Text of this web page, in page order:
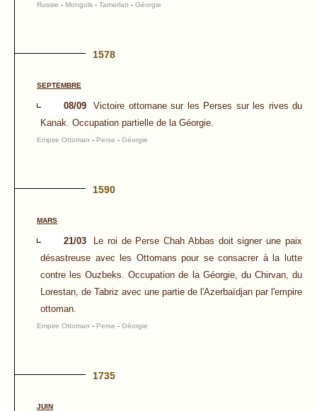
Russie - Mongols - Tamerlan - Géorgie
1578
SEPTEMBRE
08/09
Victoire ottomane sur les Perses sur les rives du
Kanak. Occupation partielle de la Géorgie.
Empire Ottoman - Perse - Géorgie
1590
MARS
21/03
Le roi de Perse Chah Abbas doit signer une paix
désastreuse avec les Ottomans pour se consacrer à la lutte
contre les Ouzbeks. Occupation de la Géorgie, du Chirvan, du
Lorestan, de Tabriz avec une partie de l'Azerbaïdjan par l'empire
ottoman.
Empire Ottoman - Perse - Géorgie
1735
JUIN